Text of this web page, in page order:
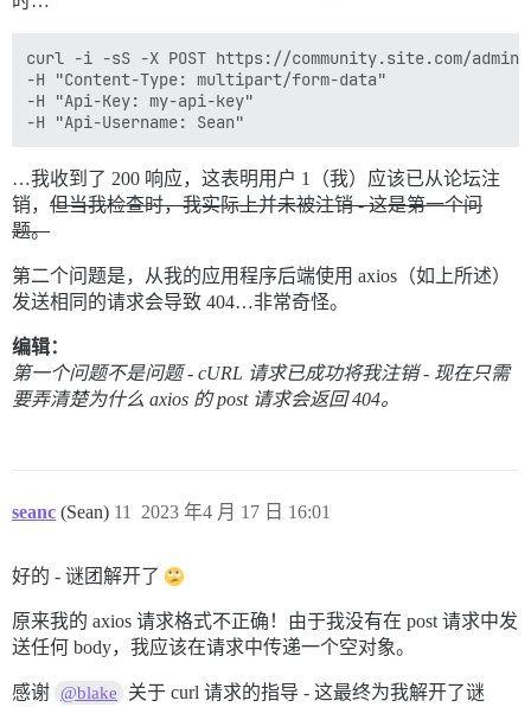
curl -i -sS -X POST https://community.site.com/
-H "Content-Type: multipart/form-data"
-H "Api-Key: my-api-key"
…我收到了 200 响应，这表明用户 1（我）应该已从论坛注
销， 但当我检查时，我实际上并未被注销 - 这是第一个问
题。
第二个问题是，从我的应用程序后端使用 axios（如上所述）
发送相同的请求会导致 404…非常奇怪。
编辑：
第一个问题不是问题 - cURL 请求已成功将我注销 - 现在只需
要弄清楚为什么 axios 的 post 请求会返回 404。
seanc (Sean) 2023 年4 月 17 日 16:01
11
好的 - 谜团解开了
原来我的 axios 请求格式不正确！由于我没有在 post 请求中发
送任何 body，我应该在请求中传递一个空对象。
感谢 @blake
关于 curl 请求的指导 - 这最终为我解开了谜